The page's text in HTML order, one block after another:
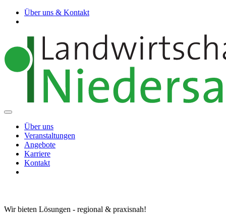
Über uns & Kontakt
Über uns
Veranstaltungen
Angebote
Karriere
Kontakt
Wir bieten Lösungen - regional & praxisnah!